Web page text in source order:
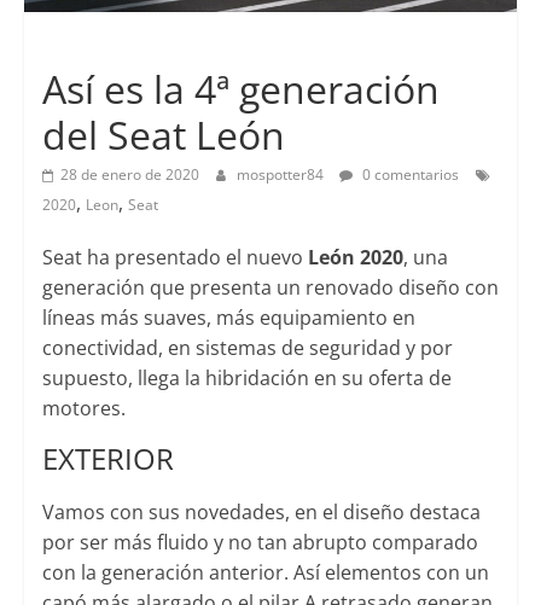
Así es la 4ª generación
del Seat León
28 de enero de 2020 mospotter84
0 comentarios
2020, Leon, Seat
Seat ha presentado el nuevo León 2020, una
generación que presenta un renovado diseño con
líneas más suaves, más equipamiento en
conectividad, en sistemas de seguridad y por
supuesto, llega la hibridación en su oferta de
motores.
EXTERIOR
Vamos con sus novedades, en el diseño destaca
por ser más fluido y no tan abrupto comparado
con la generación anterior. Así elementos con un